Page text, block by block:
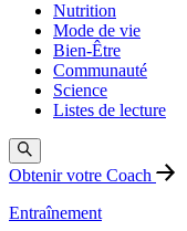
Nutrition
Mode de vie
Bien-Être
Communauté
Science
Listes de lecture
Obtenir votre Coach
Entraînement